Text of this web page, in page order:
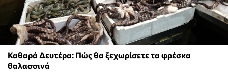
Καθαρά Δευτέρα: Πώς θα ξεχωρίσετε τα φρέσκα
θαλασσινά